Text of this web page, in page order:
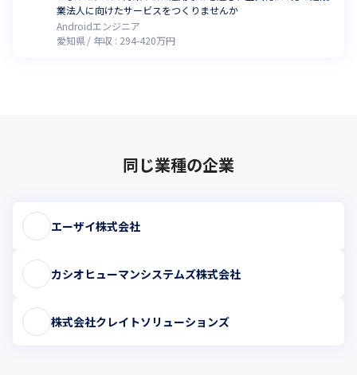
業法人に向けたサービスをつくりませんか
Androidエンジニア
愛知県
年収 : 294-420万円
同じ業種の企業
エーザイ株式会社
カシオヒューマンシステムズ株式会社
株式会社クレイトソリューションズ